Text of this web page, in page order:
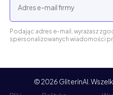
Podając adres e-mail, wyrażasz
spersonalizowanych wiadomości
©2026 GliterinAI.